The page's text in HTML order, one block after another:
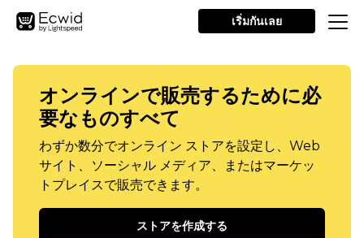
เริ่มกันเลย
オンラインで販売するために必
要なものすべて
わずか数分でオンライン ストアを設定し、Web
サイト、ソーシャル メディア、またはマーケッ
トプレイスで販売できます。
ストアを作成する